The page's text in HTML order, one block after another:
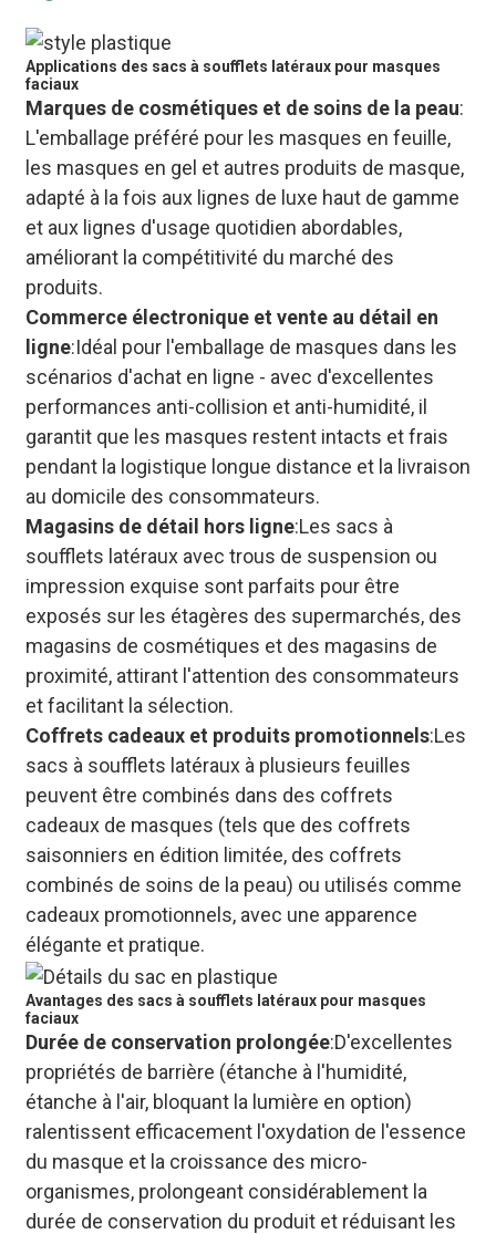
Applications des sacs à soufflets latéraux pour masques
faciaux
Marques de cosmétiques et de soins de la peau:
L'emballage préféré pour les masques en feuille,
les masques en gel et autres produits de masque,
adapté à la fois aux lignes de luxe haut de gamme
et aux lignes d'usage quotidien abordables,
améliorant la compétitivité du marché des
produits.
Commerce électronique et vente au détail en
ligne:Idéal pour l'emballage de masques dans les
scénarios d'achat en ligne - avec d'excellentes
performances anti-collision et anti-humidité, il
garantit que les masques restent intacts et frais
pendant la logistique longue distance et la livraison
au domicile des consommateurs.
Magasins de détail hors ligne:Les sacs à
soufflets latéraux avec trous de suspension ou
impression exquise sont parfaits pour être
exposés sur les étagères des supermarchés, des
magasins de cosmétiques et des magasins de
proximité, attirant l'attention des consommateurs
et facilitant la sélection.
Coffrets cadeaux et produits promotionnels:Les
sacs à soufflets latéraux à plusieurs feuilles
peuvent être combinés dans des coffrets
cadeaux de masques (tels que des coffrets
saisonniers en édition limitée, des coffrets
combinés de soins de la peau) ou utilisés comme
cadeaux promotionnels, avec une apparence
élégante et pratique.
Avantages des sacs à soufflets latéraux pour masques
faciaux
Durée de conservation prolongée:D'excellentes
propriétés de barrière (étanche à l'humidité,
étanche à l'air, bloquant la lumière en option)
ralentissent efficacement l'oxydation de l'essence
du masque et la croissance des micro-
organismes, prolongeant considérablement la
durée de conservation du produit et réduisant les